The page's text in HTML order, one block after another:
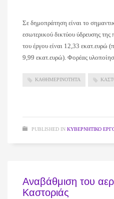
Σε δημοπράτηση είναι το
εσωτερικού δικτύου ύδρευσης
του έργου είναι 12,33
9,99 εκατ.ευρώ). Φορέας
ΚΑΘΗΜΕΡΙΝΟΤΗΤΑ
PUBLISHED IN ΚΥΒΕΡΝΗΤΙΚΌ
Αναβάθμιση του
Καστοριάς